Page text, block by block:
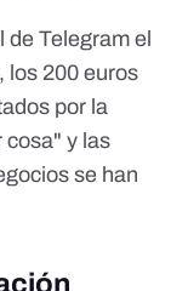
de Telegramel
los 200 euros
por la
cosa" y las
se han